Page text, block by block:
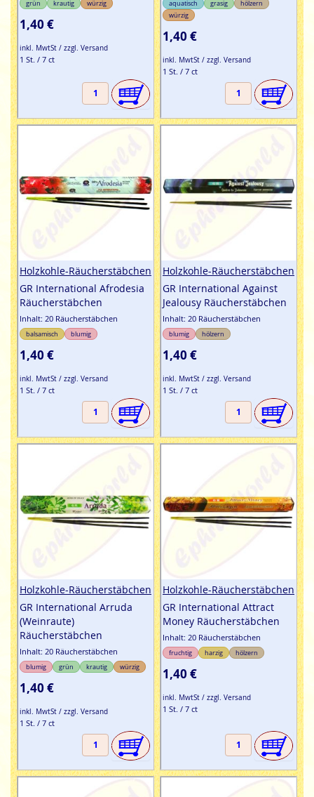
grün krautig würzig
1,40 €
inkl. MwtSt / zzgl. Versand
1 St. / 7 ct
aquatisch grasig
hölzern
würzig
1,40 €
inkl. MwtSt / zzgl. Versand
1 St. / 7 ct
Holzkohle-Räucherstäbchen
GR International Afrodesia
Räucherstäbchen
Inhalt: 20 Räucherstäbchen
balsamisch blumig
1,40 €
inkl. MwtSt / zzgl. Versand
1 St. / 7 ct
Holzkohle-Räucherstäbchen
GR International Against
Jealousy Räucherstäbchen
Inhalt: 20 Räucherstäbchen
blumig hölzern
1,40 €
inkl. MwtSt / zzgl. Versand
1 St. / 7 ct
Holzkohle-Räucherstäbchen
GR International Arruda
(Weinraute)
Räucherstäbchen
Inhalt: 20 Räucherstäbchen
blumig grün krautig würzig
1,40 €
inkl. MwtSt / zzgl. Versand
1 St. / 7 ct
Holzkohle-Räucherstäbchen
GR International Attract
Money Räucherstäbchen
Inhalt: 20 Räucherstäbchen
fruchtig harzig hölzern
1,40 €
inkl. MwtSt / zzgl. Versand
1 St. / 7 ct